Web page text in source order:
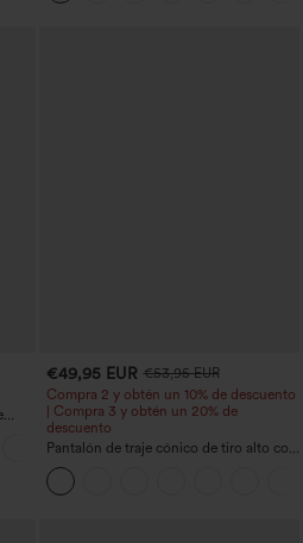
+8
€49,95 EUR €53,95 EUR
Compra 2 y obtén un 10% de descuento
| Compra 3 y obtén un 20% de
descuento
Pantalón de traje cónico de tiro alto con
bolsillos